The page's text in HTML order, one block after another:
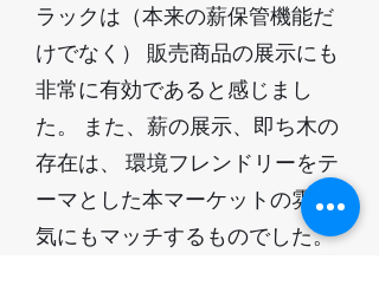
ラックは（本来の薪保管機能だ
けでなく） 販売商品の展示にも
非常に有効であると感じまし
た。 また、薪の展示、即ち木の
存在は、 環境フレンドリーをテ
ーマとした本マーケットの雰囲
気にもマッチするものでした。